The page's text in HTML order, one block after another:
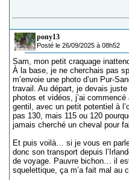
pony13
Posté le 26/09/2025 à 08h52
Sam, mon petit craquage
À la base, je ne cherchais pas
m’envoie une photo d’un Pur-
travail. Au départ, je devais juste
photos et vidéos, j’ai
gentil, avec un petit potentiel à
pas 130, mais 115 ou 120
jamais cherché un cheval pour
Et puis voilà… si je vous en
donc son transport depuis
de voyage. Pauvre bichon… il
squelettique, ça m’a fait mal au